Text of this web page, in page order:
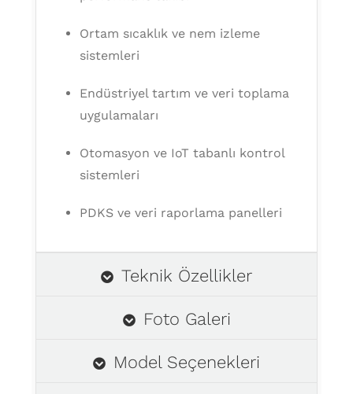
Ortam sıcaklık ve nem izleme
sistemleri
Endüstriyel tartım ve veri toplama
uygulamaları
Otomasyon ve IoT tabanlı kontrol
sistemleri
PDKS ve veri raporlama panelleri
Teknik Özellikler
Foto Galeri
Model Seçenekleri